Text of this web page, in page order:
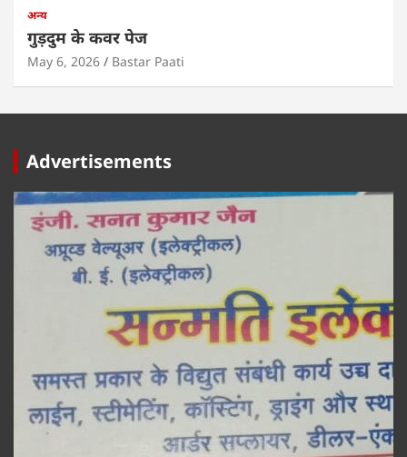
अन्य
गुड़दुम के कवर पेज
May 6, 2026 Bastar Paati
Advertisements